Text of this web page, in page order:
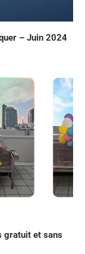
– Juin 2024
gratuit et sans